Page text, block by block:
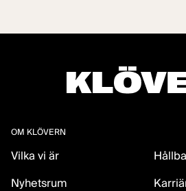
OM KLÖVERN
Vilka vi är
Nyhetsrum